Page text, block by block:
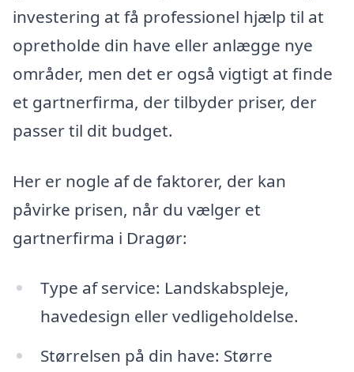
investering at få professionel hjælp til at
opretholde din have eller anlægge nye
områder, men det er også vigtigt at finde
et gartnerfirma, der tilbyder priser, der
passer til dit budget.
Her er nogle af de faktorer, der kan
påvirke prisen, når du vælger et
gartnerfirma i Dragør:
Type af service: Landskabspleje,
havedesign eller vedligeholdelse.
Størrelsen på din have: Større